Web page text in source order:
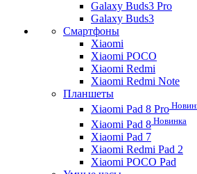
Galaxy Buds3 Pro
Galaxy Buds3
Смартфоны
Xiaomi
Xiaomi POCO
Xiaomi Redmi
Xiaomi Redmi Note
Планшеты
Xiaomi Pad 8 Pro
Xiaomi Pad 8 Новинка
Xiaomi Pad 7
Xiaomi Redmi Pad 2
Xiaomi POCO Pad